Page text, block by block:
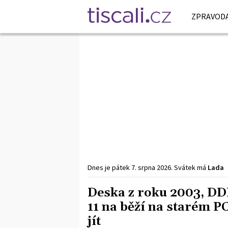
Dnes je pátek 7. srpna 2026. Svátek má Lada
Deska z roku 2003,
11 na běží na starém
jít